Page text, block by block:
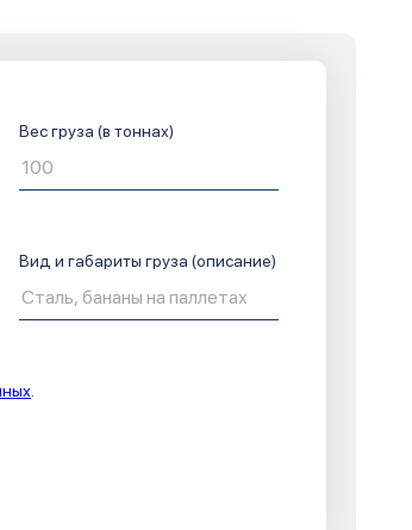
Вес груза (в тоннах)
Вид и габариты груза (описание)